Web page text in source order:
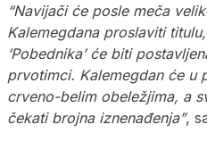
“Navijači će posle meča
Kalemegdana proslaviti
‘Pobednika’ će biti
prvotimci. Kalemegdan će u
crveno-belim obeležjima, a
čekati brojna iznenađenja”,